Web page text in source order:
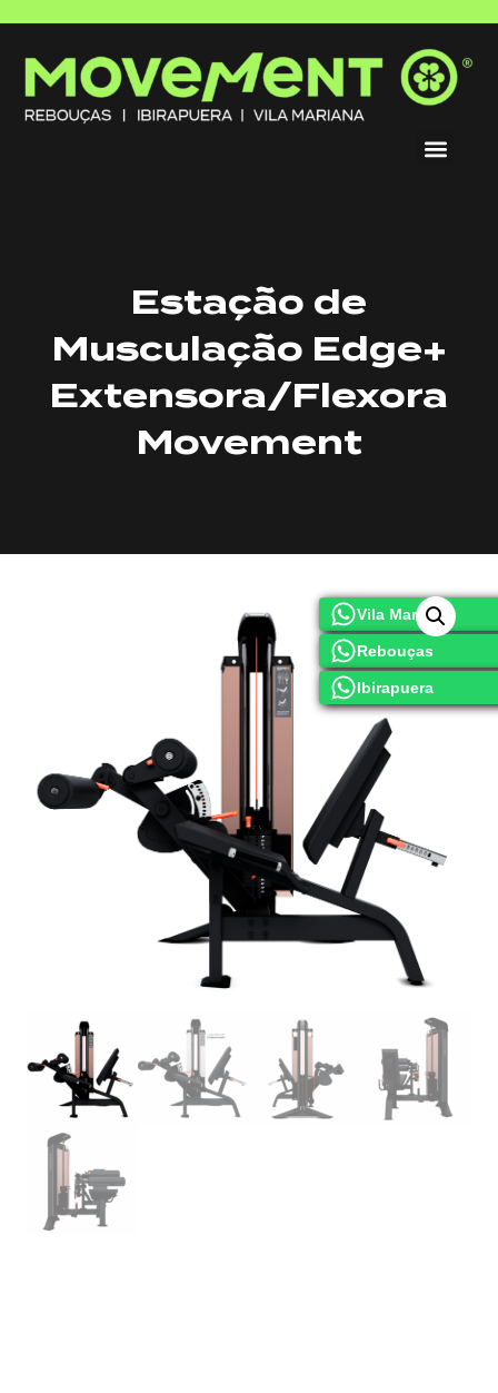
Vila Mariana
Rebouças
Ibirapuera
Estação de
Musculação Edge+
Extensora/Flexora
Movement